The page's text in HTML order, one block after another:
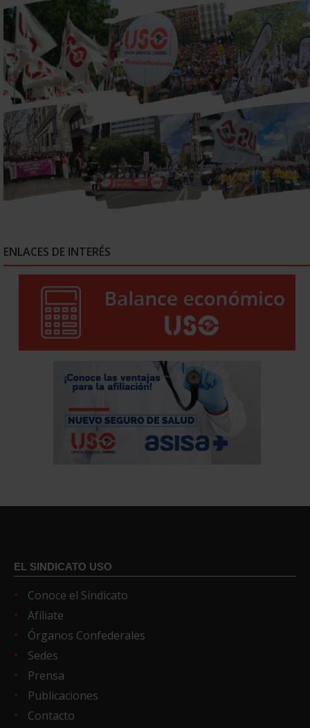
ENLACES DE INTERÉS
EL SINDICATO USO
Conoce el Sindicato
Afíliate
Órganos Confederales
Sedes
Prensa
Publicaciones
Contacto